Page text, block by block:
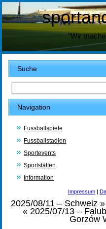
"Wir
Suche
Navigation
Fussballspiele
Fussballstadien
Sportevents
Sportstätten
Information
Impressum |
2025/08/11 – Schweiz »
« 2025/07/13 –
Gorzów